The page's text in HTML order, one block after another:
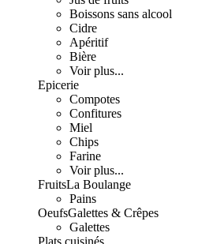
Boissons sans alcool
Cidre
Apéritif
Bière
Voir plus...
Epicerie
Compotes
Confitures
Miel
Chips
Farine
Voir plus...
FruitsLa Boulange
Pains
OeufsGalettes & Crêpes
Galettes
Plats cuisinés